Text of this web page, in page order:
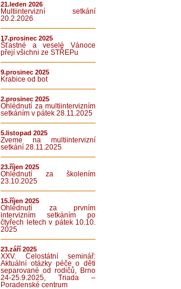
21.leden 2026
Multiintervizní setkání
20.2.2026
17.prosinec 2025
Šťastné a veselé Vánoce
přejí všichni ze STŘEPu
9.prosinec 2025
Krabice od bot
2.prosinec 2025
Ohlédnutí za multiintervizním
setkáním v pátek 28.11.2025
5.listopad 2025
Zveme na multiintervizní
setkání 28.11.2025
23.říjen 2025
Ohlédnutí za školením
23.10.2025
15.říjen 2025
Ohlédnutí za prvním
intervizním setkáním po
čtyřech letech v pátek 10.10.
2025
23.září 2025
XXV. Celostátní seminář:
Aktuální otázky péče o děti
separované od rodičů, Brno
24-25.9.2025, Triada –
Poradenské centrum